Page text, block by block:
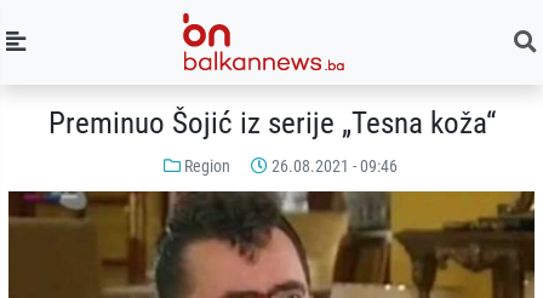
Preminuo Šojić iz serije „Tesna koža“
Region 26.08.2021 - 09:46